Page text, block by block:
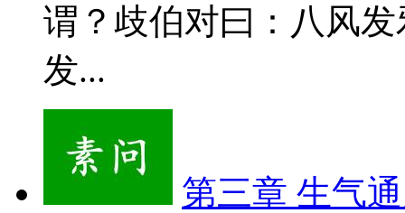
谓？歧伯对曰：八风
发...
第三章 生气